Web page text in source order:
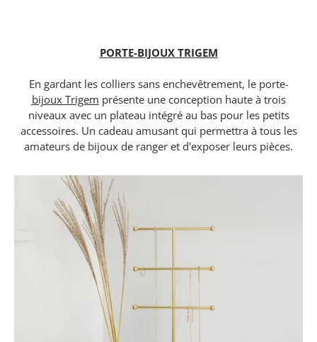
PORTE-BIJOUX TRIGEM
En gardant les colliers sans enchevêtrement, le porte-
bijoux Trigem présente une conception haute à trois
niveaux avec un plateau intégré au bas pour les petits
accessoires. Un cadeau amusant qui permettra à tous les
amateurs de bijoux de ranger et d'exposer leurs pièces.